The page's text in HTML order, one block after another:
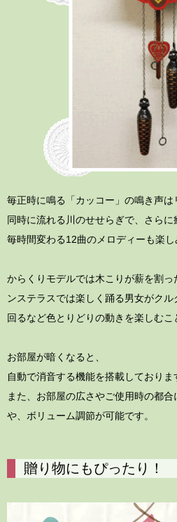
毎正時に鳴る「カッコー」の鳴き声は
同時に流れる川のせせらぎで、さらに
毎時間変わる12曲のメロディーも楽し
からくりモデルでは木こりが薪を割
ンステラスでは楽しく踊る男女がク
回るなど色とりどりの動きを楽しむこ
お部屋が暗くなると、
自動で消音する機能を搭載しておりま
また、お部屋の広さやご使用時の都
や、ボリューム調節が可能です。
贈り物にもぴったり！